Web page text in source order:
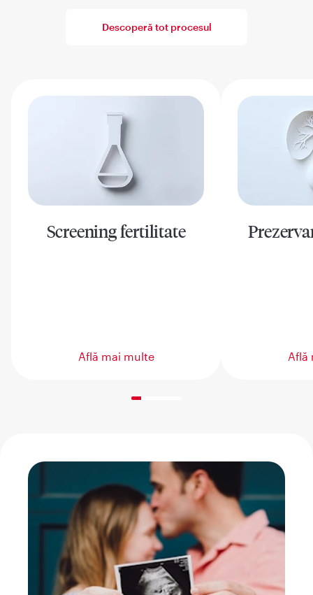
Descoperă tot procesul
Screening fertilitate
Află mai multe Află